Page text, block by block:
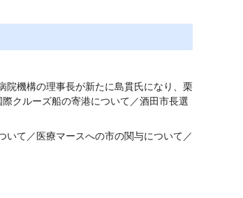
院機構の理事長が新たに島貫氏になり、栗
クルーズ船の寄港について／酒田市長選
いて／医療マースへの市の関与について／